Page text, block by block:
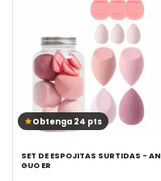
Obtenga 24 pts
SET DE ESPOJITAS SURTIDAS - AN
GUO ER